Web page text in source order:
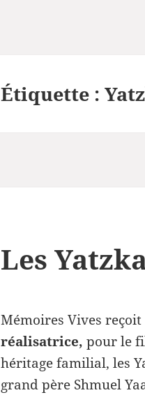
Étiquette :
Les
Mémoires Vives
réalisatrice, pour le
héritage familial, les
grand père Shmuel